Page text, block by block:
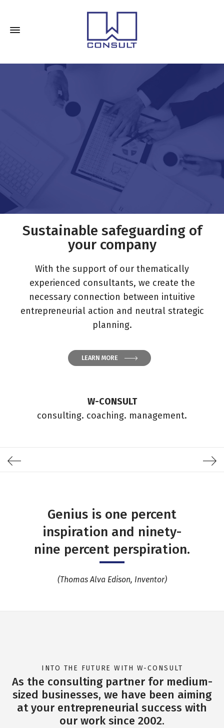
Sustainable safeguarding of
your company
With the support of our thematically
experienced consultants, we create the
necessary connection between intuitive
entrepreneurial action and neutral strategic
planning.
W-CONSULT
consulting. coaching. management.
LEARN MORE
Genius is one percent
inspiration and ninety-
nine percent perspiration.
(Thomas Alva Edison, Inventor)
INTO THE FUTURE WITH W-CONSULT
As the consulting partner for medium-
sized businesses, we have been aiming
at your entrepreneurial success with
our work since 2002.